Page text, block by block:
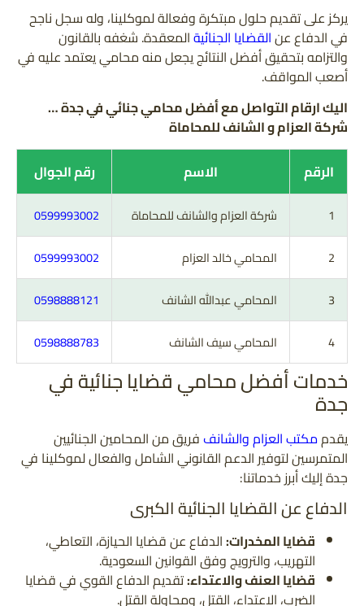
يركز على تقديم حلول مبتكرة وفعالة لموكلينا، وله سجل ناجح
في الدفاع عنالقضايا الجنائيةالمعقدة. شغفه بالقانون
والتزامه بتحقيق أفضل النتائج يجعل منه محامي يعتمد عليه في
أصعب المواقف.
اليك ارقام التواصل مع أفضل محامي جنائي في جدة …
شركة العزام و الشانف للمحاماة
الرقم
الاسم رقم الجوال
1 شركة العزام والشانف للمحاماة
0599993002
2
المحامي خالد العزام
0599993002
3
المحامي عبدالله الشانف
0598888121
4
المحامي سيف الشانف 0598888783
خدمات أفضل محامي قضايا جنائية في
جدة
يقدممكتب العزام والشانففريق من المحامين الجنائيين
المتمرسين لتوفير الدعم القانوني الشامل والفعال لموكلينا في
جدة إليك أبرز خدماتنا:
الدفاع عن القضايا الجنائية الكبرى
قضايا المخدرات:الدفاع عن قضايا الحيازة، التعاطي،
التهريب، والترويج وفق القوانين السعودية.
قضايا العنف والاعتداء:تقديم الدفاع القوي في قضايا
الضرب، الاعتداء، القتل، ومحاولة القتل.